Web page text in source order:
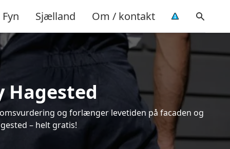
Fyn Sjælland Om / kontakt
Hagested
og forlænger levetiden på facaden og
– helt gratis!